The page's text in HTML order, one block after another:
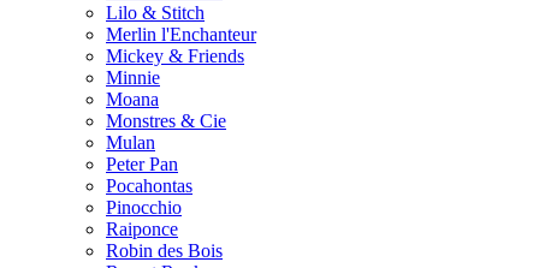
Lilo & Stitch
Merlin l'Enchanteur
Mickey & Friends
Minnie
Moana
Monstres & Cie
Mulan
Peter Pan
Pocahontas
Pinocchio
Raiponce
Robin des Bois